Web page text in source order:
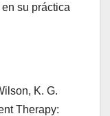
su práctica
K. G.
Therapy: